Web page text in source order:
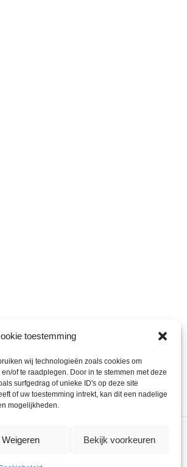
toestemming
wij technologieën zoals cookies om
of te raadplegen. Door in te stemmen met deze
surfgedrag of unieke ID's op deze site
of uw toestemming intrekt, kan dit een nadelige
mogelijkheden.
Weigeren Bekijk voorkeuren